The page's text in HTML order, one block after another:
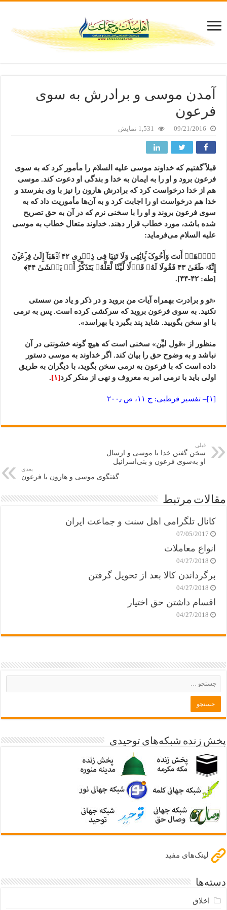
آمدن موسی و برادرش به سوی
فرعون
09/21/2016 1,531 نمایش
قبلاً گفتیم که خداوند موسی علیه السلام را مأمور کرد که به سوی
فرعون برود و او را به ایمان به خدا و بندگی او دعوت کند. موسی
هم از خدا درخواست کرد که برادرش هارون را نیز با وی بفرستد و
خدا هم درخواست او را اجابت کرد و به آن‌ها مأموریت داد که به
سوی فرعون بروند و او را با سخنی نرم که در آن به حق تصریح
شده باشد، مورد خطاب قرار دهند. خداوند متعال خطاب به موسی
علیه السلام می‌فرماید:
﴿ٱذۡهَبۡ أَنتَ وَأَخُوکَ بِ‍َٔایَٰتِی وَلَا تَنِیَا فِی ذِکۡرِی ۴٢ ٱذۡهَبَآ إِلَىٰ فِرۡعَوۡنَ
إِنَّهُۥ طَغَىٰ ۴٣ فَقُولَا لَهُۥ قَوۡلٗا لَّیِّنٗا لَّعَلَّهُۥ یَتَذَکَّرُ أَوۡ یَخۡشَىٰ ۴۴﴾
[طه: ۴۲-۴۴].
«تو و برادرت بهمراه آیات من بروید و در ذکر و یاد من سستی
نکنید. به سوی فرعون بروید که سرکشی کرده است. پس به نرمی
با او سخن بگویید. شاید پند بگیرد یا بهراسد».
منظور از «قول لیِّن» سخنی است که هیچ گونه خشونتی در آن
نباشد و به وضوح حق را بیان کند. اگر خداوند به موسی دستور
داده است که با فرعون به نرمی سخن بگوید، با دیگران به طریق
اولی باید با نرمی امر به معروف و نهی از منکر کرد[۱] .
[۱] – تفسیر قرطبی: ج ۱۱، ص ۲۰۰٫
قبلی
سخن گفتن خدا با موسی و ارسال
او به‌سوی فرعون و بنی‌اسرائیل
بعدی
گفتگوی موسی و هارون با فرعون
مقالات مرتبط
کانال تلگرامی اهل سنت و جماعت ایران
07/05/2017
انواع معاملات
04/27/2018
برگرداندن کالا بعد از تحویل گرفتن
04/27/2018
اقسام داشتن حق اختیار
04/27/2018
پخش زنده شبکه‌های توحیدی
لینک‌های مفید
دسته‌ها
اخلاق